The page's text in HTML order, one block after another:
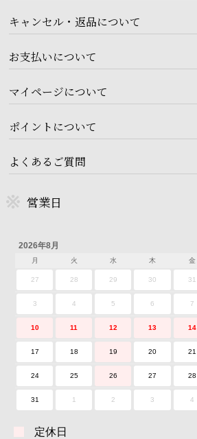
キャンセル・返品について
お支払いについて
マイページについて
ポイントについて
よくあるご質問
営業日
2026年8月
月 火 水 木 金
27 28 29 30 31
3 4 5 6 7
10 11 12 13 14
17 18 19 20 21
24 25 26 27 28
31 1 2 3 4
定休日